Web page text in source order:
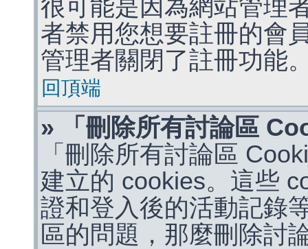
很可能是因為網站管理
者禁用您想要註冊的會
管理者關閉了註冊功能
回頂端
» 「刪除所有討論區
「刪除所有討論區
建立的 cookies。這些
證和登入後的活動記錄
區的問題，那麼刪除討